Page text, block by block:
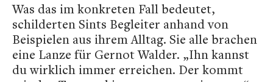
Was das im konkreten Fall bedeutet,
schilderten Sints Begleiter anhand von
Beispielen aus ihrem Alltag. Sie alle brachen
eine Lanze für Gernot Walder. „Ihn kannst
du wirklich immer erreichen. Der kommt